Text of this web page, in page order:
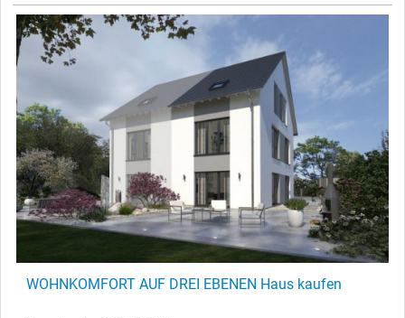
WOHNKOMFORT AUF DREI EBENEN Haus kaufen